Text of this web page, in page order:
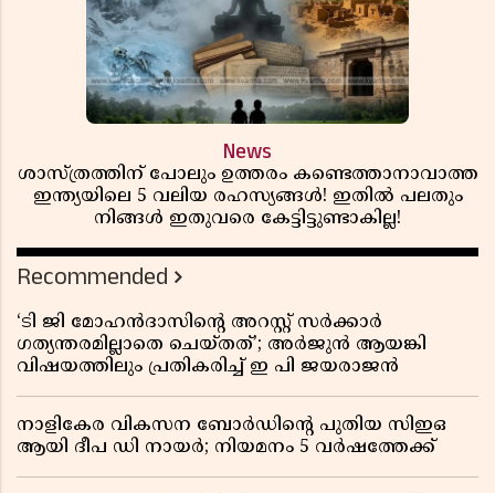
News
ശാസ്ത്രത്തിന് പോലും ഉത്തരം കണ്ടെത്താനാവാത്ത
ഇന്ത്യയിലെ 5 വലിയ രഹസ്യങ്ങൾ! ഇതിൽ പലതും
നിങ്ങൾ ഇതുവരെ കേട്ടിട്ടുണ്ടാകില്ല!
Recommended
‘ടി ജി മോഹൻദാസിൻ്റെ അറസ്റ്റ് സർക്കാർ
ഗത്യന്തരമില്ലാതെ ചെയ്തത്’; അർജുൻ ആയങ്കി
വിഷയത്തിലും പ്രതികരിച്ച് ഇ പി ജയരാജൻ
നാളികേര വികസന ബോർഡിൻ്റെ പുതിയ സിഇഒ
ആയി ദീപ ഡി നായർ; നിയമനം 5 വർഷത്തേക്ക് ​​​​​​​